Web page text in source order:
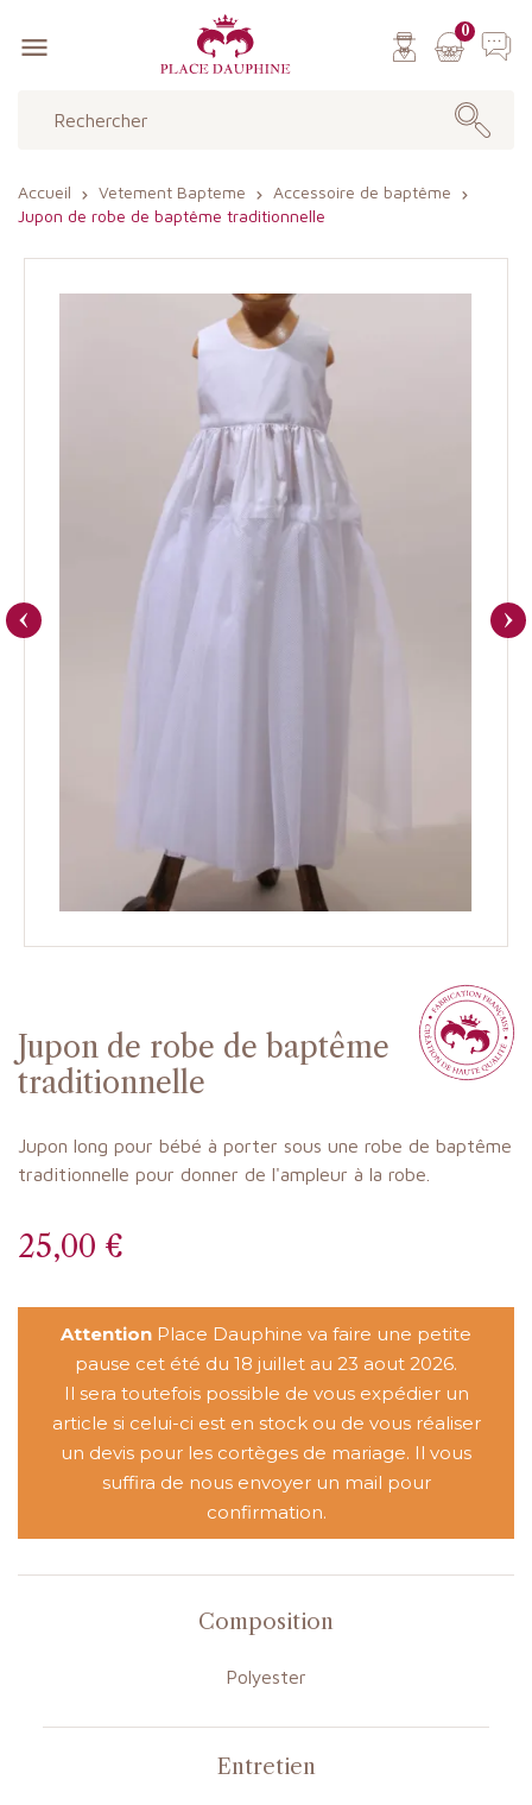
 0
Accueil Vetement Bapteme
Accessoire de baptême
Jupon de robe de baptême traditionnelle
Jupon de robe de baptême
traditionnelle
Jupon long pour bébé à porter sous une robe de baptême
traditionnelle pour donner de l'ampleur à la robe.
25,00 €
Attention Place Dauphine va faire une petite
pause cet été du 18 juillet au 23 aout 2026.
Il sera toutefois possible de vous expédier un
article si celui-ci est en stock ou de vous réaliser
un devis pour les cortèges de mariage. Il vous
suffira de nous envoyer un mail pour
confirmation.
Composition
Polyester
Entretien